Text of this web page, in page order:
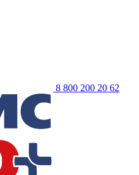
8 800 200 20 62